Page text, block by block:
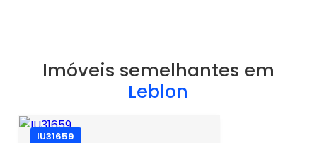
Imóveis semelhantes em
Leblon
IU31659